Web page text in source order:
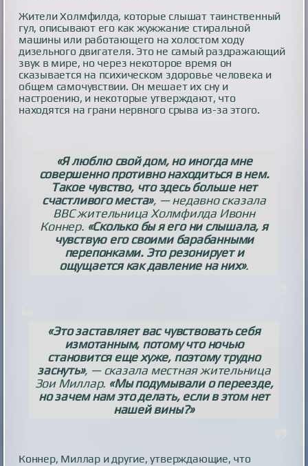
Жители Холмфилда, которые слышат таинственный
гул, описывают его как жужжание стиральной
машины или работающего на холостом ходу
дизельного двигателя. Это не самый раздражающий
звук в мире, но через некоторое время он
сказывается на психическом здоровье человека и
общем самочувствии. Он мешает их сну и
настроению, и некоторые утверждают, что
находятся на грани нервного срыва из-за этого.
«Я люблю свой дом, но иногда мне
совершенно противно находиться в нем.
Такое чувство, что здесь больше нет
счастливого места», — недавно сказала
BBC жительница Холмфилда Ивонн
Коннер. «Сколько бы я его ни слышала, я
чувствую его своими барабанными
перепонками. Это резонирует и
ощущается как давление на них».
«Это заставляет вас чувствовать себя
измотанным, потому что ночью
становится еще хуже, поэтому трудно
заснуть», — сказала местная жительница
Зои Миллар. «Мы подумывали о переезде,
но зачем нам это делать, если в этом нет
нашей вины?»
Коннер, Миллар и другие, утверждающие, что